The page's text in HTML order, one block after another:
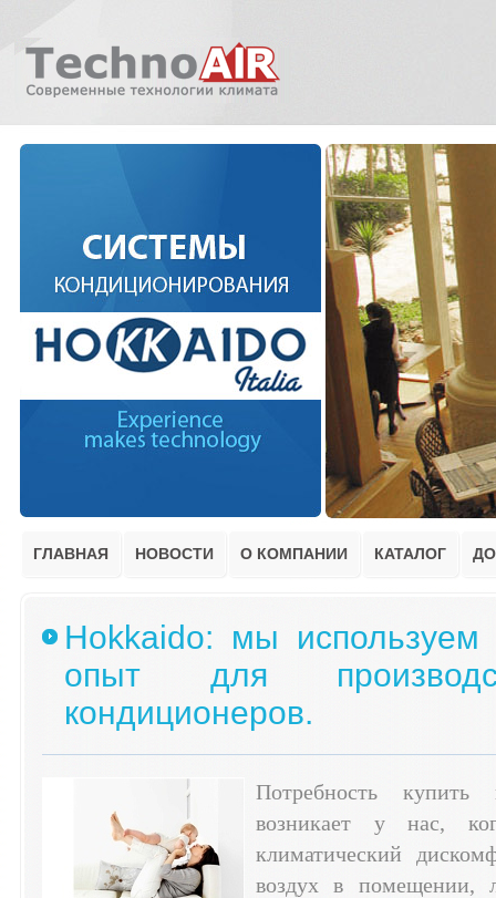
ГЛАВНАЯ НОВОСТИ О КОМПАНИИ КАТАЛОГ
Hokkaido: мы
опыт для
кондиционеров.
Потребность купить
возникает у нас,
климатический
воздух в помещении,